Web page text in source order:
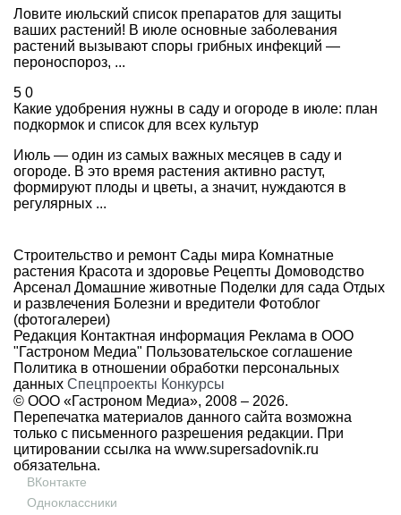
Ловите июльский список препаратов для защиты
ваших растений! В июле основные заболевания
растений вызывают споры грибных инфекций —
пероноспороз, ...
5 0
Какие удобрения нужны в саду и огороде в июле: план
подкормок и список для всех культур
Июль — один из самых важных месяцев в саду и
огороде. В это время растения активно растут,
формируют плоды и цветы, а значит, нуждаются в
регулярных ...
Строительство и ремонт Сады мира Комнатные
растения Красота и здоровье Рецепты Домоводство
Арсенал Домашние животные Поделки для сада Отдых
и развлечения Болезни и вредители Фотоблог
(фотогалереи)
Редакция Контактная информация Реклама в ООО
"Гастроном Медиа" Пользовательское соглашение
Политика в отношении обработки персональных
данных Спецпроекты Конкурсы
© ООО «Гастроном Медиа», 2008 – 2026.
Перепечатка материалов данного сайта возможна
только с письменного разрешения редакции. При
цитировании ссылка на www.supersadovnik.ru
обязательна.
ВКонтакте
Одноклассники